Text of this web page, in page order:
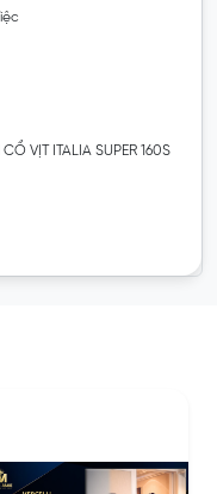
VỊT ITALIA SUPER 160S